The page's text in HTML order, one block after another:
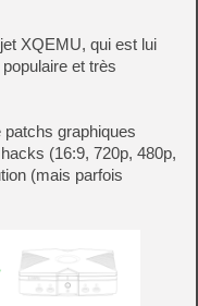
XQEMU, qui est lui
et très
patchs graphiques
(16:9, 720p, 480p,
(mais parfois